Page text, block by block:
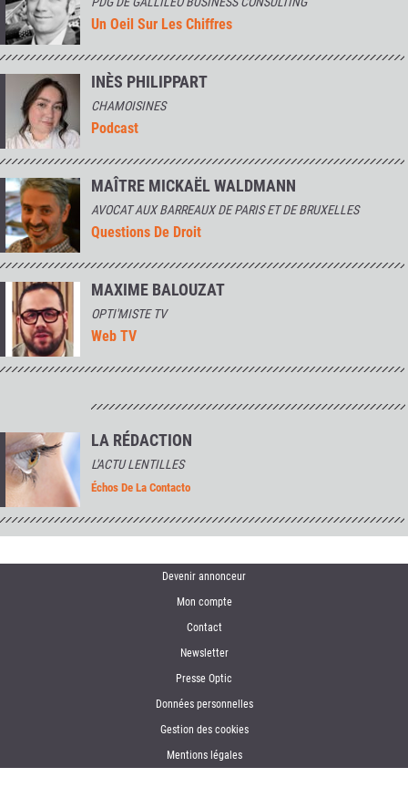
Un Oeil Sur Les Chiffres
INÈS PHILIPPART
CHAMOISINES
Podcast
MAÎTRE MICKAËL WALDMANN
AVOCAT AUX BARREAUX DE PARIS ET DE BRUXELLES
Questions De Droit
MAXIME BALOUZAT
OPTI'MISTE TV
Web TV
LA RÉDACTION
L'ACTU LENTILLES
Échos De La Contacto
Devenir annonceur
Mon compte
Contact
Newsletter
Presse Optic
Données personnelles
Gestion des cookies
Mentions légales